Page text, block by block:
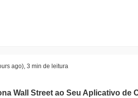
ago) 3 min de leitura
Wall Street ao Seu Aplicativo de